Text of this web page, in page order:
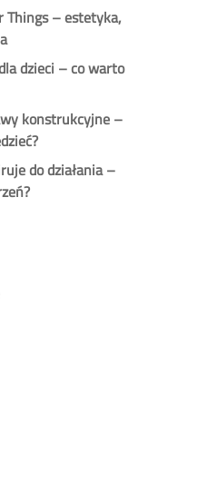
Things – estetyka,
dzieci – co warto
konstrukcyjne –
do działania –